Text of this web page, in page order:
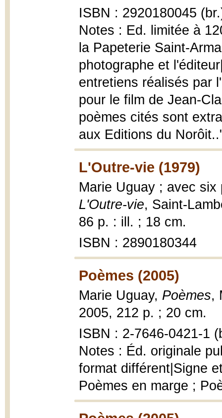
ISBN : 2920180045
Notes : Ed. limitée à
la Papeterie Saint-
photographe et
entretiens réalisés par
pour le film de Jean-
poèmes cités sont
aux Editions du
L'Outre-vie (1979)
Marie Uguay ; avec
L'Outre-vie, Saint-
86 p. : ill. ; 18 cm.
ISBN : 2890180344
Poèmes (2005)
Marie Uguay, Poèmes,
2005, 212 p. ; 20 cm.
ISBN : 2-7646-0421-1
Notes : Éd. originale
format différent|Signe
Poèmes en marge ;